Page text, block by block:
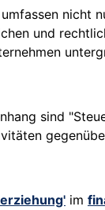
umfassen nicht
und
sind
im